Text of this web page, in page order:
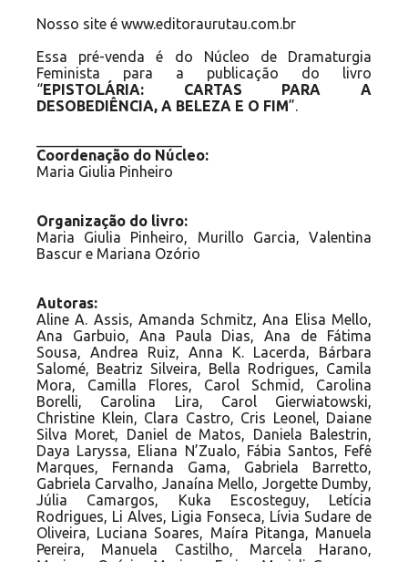
Nosso site é www.editoraurutau.com.br
Essa pré-venda é do Núcleo de Dramaturgia
Feminista para a publicação do livro
“EPISTOLÁRIA: CARTAS PARA A
DESOBEDIÊNCIA, A BELEZA E O FIM”.
Coordenação do Núcleo:
Maria Giulia Pinheiro
Organização do livro:
Maria Giulia Pinheiro, Murillo Garcia, Valentina
Bascur e Mariana Ozório
Autoras:
Aline A. Assis, Amanda Schmitz, Ana Elisa Mello,
Ana Garbuio, Ana Paula Dias, Ana de Fátima
Sousa, Andrea Ruiz, Anna K. Lacerda, Bárbara
Salomé, Beatriz Silveira, Bella Rodrigues, Camila
Mora, Camilla Flores, Carol Schmid, Carolina
Borelli, Carolina Lira, Carol Gierwiatowski,
Christine Klein, Clara Castro, Cris Leonel, Daiane
Silva Moret, Daniel de Matos, Daniela Balestrin,
Daya Laryssa, Eliana N’Zualo, Fábia Santos, Fefê
Marques, Fernanda Gama, Gabriela Barretto,
Gabriela Carvalho, Janaína Mello, Jorgette Dumby,
Júlia Camargos, Kuka Escosteguy, Letícia
Rodrigues, Li Alves, Ligia Fonseca, Lívia Sudare de
Oliveira, Luciana Soares, Maíra Pitanga, Manuela
Pereira, Manuela Castilho, Marcela Harano,